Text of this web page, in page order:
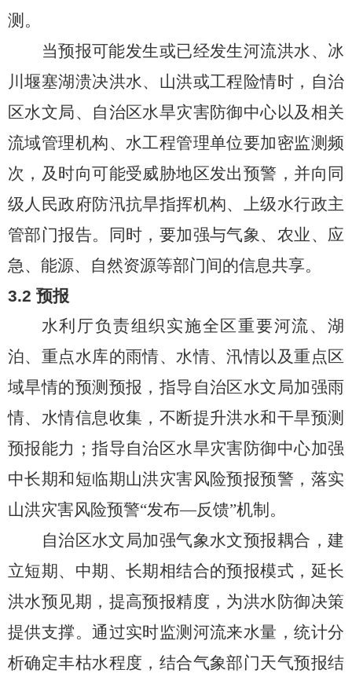
测。
当预报可能发生或已经发生河流洪水、冰
川堰塞湖溃决洪水、山洪或工程险情时，自治
区水文局、自治区水旱灾害防御中心以及相关
流域管理机构、水工程管理单位要加密监测频
次，及时向可能受威胁地区发出预警，并向同
级人民政府防汛抗旱指挥机构、上级水行政主
管部门报告。同时，要加强与气象、农业、应
急、能源、自然资源等部门间的信息共享。
3.2 预报
水利厅负责组织实施全区重要河流、湖
泊、重点水库的雨情、水情、汛情以及重点区
域旱情的预测预报，指导自治区水文局加强雨
情、水情信息收集，不断提升洪水和干旱预测
预报能力；指导自治区水旱灾害防御中心加强
中长期和短临期山洪灾害风险预报预警，落实
山洪灾害风险预警“发布—反馈”机制。
自治区水文局加强气象水文预报耦合，建
立短期、中期、长期相结合的预报模式，延长
洪水预见期，提高预报精度，为洪水防御决策
提供支撑。通过实时监测河流来水量，统计分
析确定丰枯水程度，结合气象部门天气预报结